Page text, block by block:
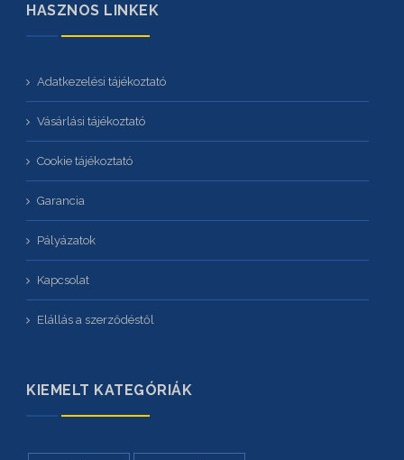
HASZNOS LINKEK
Adatkezelési tájékoztató
Vásárlási tájékoztató
Cookie tájékoztató
Garancia
Pályázatok
Kapcsolat
Elállás a szerződéstől
KIEMELT KATEGÓRIÁK